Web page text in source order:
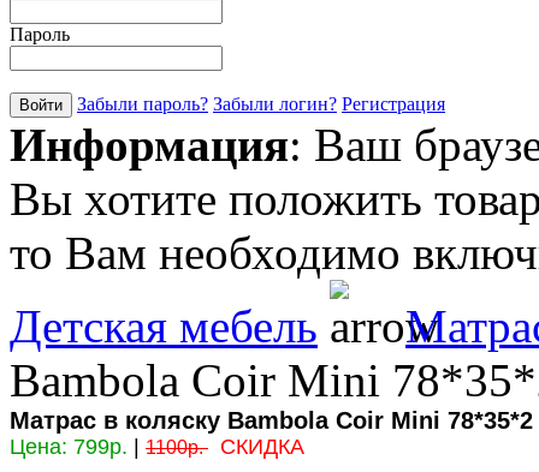
Пароль
Забыли пароль? Забыли логин? Регистрация
Информация: Ваш
Вы хотите положить
то Вам необходимо
Детская мебель
Bambola Coir Mini
Матрас в коляску Bambola Coir Mini 78*35*2
Цена: 799р. 1100р. СКИДКА